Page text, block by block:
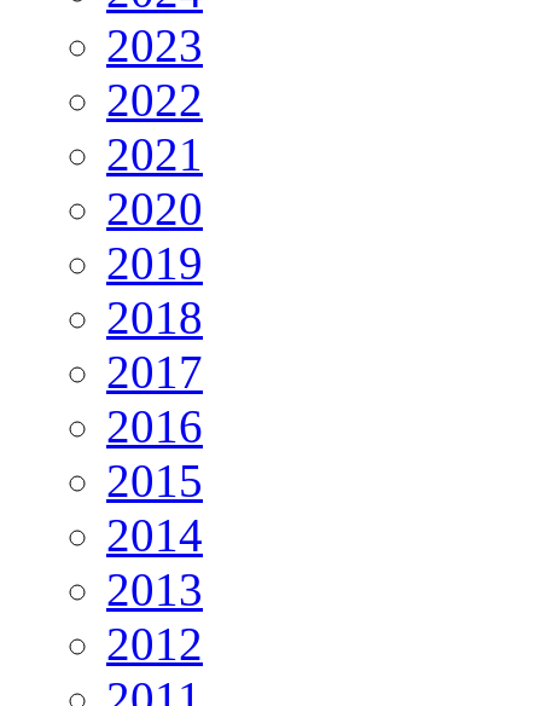
2023
2022
2021
2020
2019
2018
2017
2016
2015
2014
2013
2012